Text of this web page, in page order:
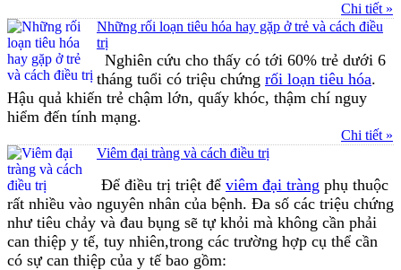
Chi tiết »
Những rối loạn tiêu hóa hay gặp ở trẻ và cách điều
trị
Nghiên cứu cho thấy có tới 60% trẻ dưới 6
tháng tuổi có triệu chứng rối loạn tiêu hóa.
Hậu quả khiến trẻ chậm lớn, quấy khóc, thậm chí nguy
hiểm đến tính mạng.
Chi tiết »
Viêm đại tràng và cách điều trị
Để điều trị triệt để viêm đại tràng phụ thuộc
rất nhiều vào nguyên nhân của bệnh. Đa số các triệu chứng
như tiêu chảy và đau bụng sẽ tự khỏi mà không cần phải
can thiệp y tế, tuy nhiên,trong các trường hợp cụ thể cần
có sự can thiệp của y tế bao gồm: